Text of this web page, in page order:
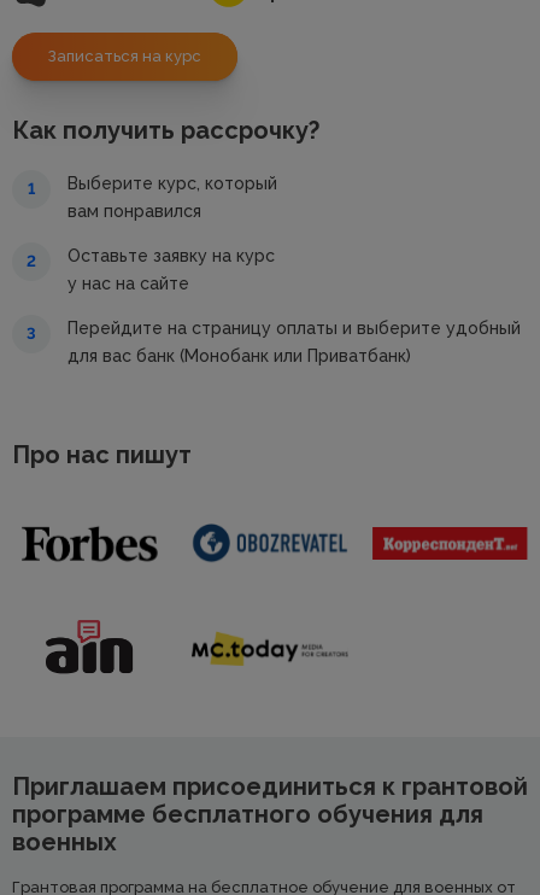
Записаться на курс
Как получить рассрочку?
1
Выберите курс, который
вам понравился
2
Оставьте заявку на курс
у нас на сайте
3
Перейдите на страницу оплаты и выберите удобный
для вас банк (Монобанк или Приватбанк)
Про нас пишут
Приглашаем присоединиться к грантовой
программе бесплатного обучения для
военных
Грантовая программа на бесплатное обучение для военных от